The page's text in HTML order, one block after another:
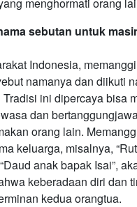
sebutan untuk
Indonesia,
namanya dan diikuti
ini dipercaya bisa
dan
orang lain.
keluarga, misalnya,
anak bapak Isai”,
keberadaan diri dan
kedua orangtua.